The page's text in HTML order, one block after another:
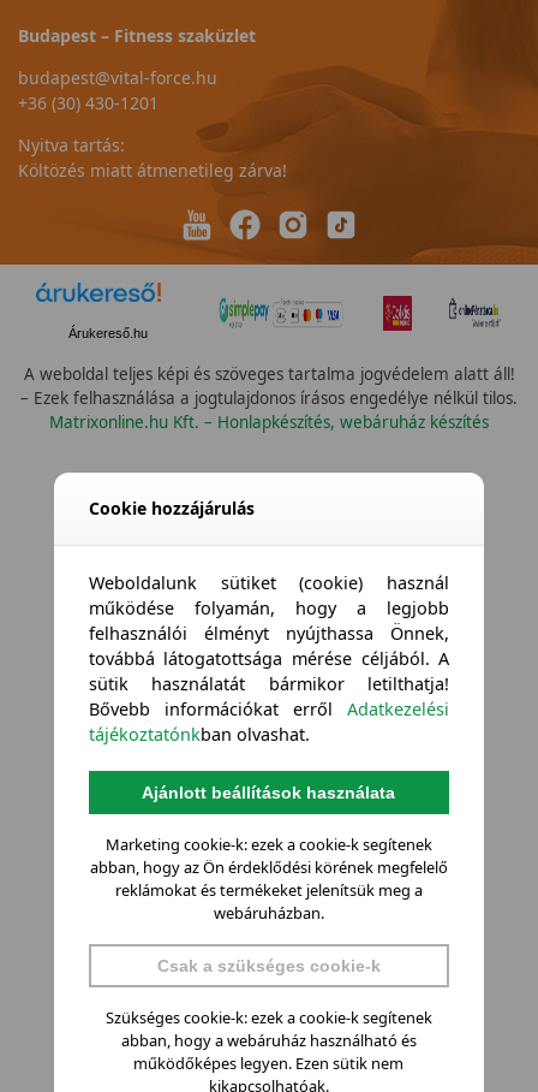
Budapest – Fitness szaküzlet
budapest@vital-force.hu
+36 (30) 430-1201
Nyitva tartás:
Költözés miatt átmenetileg zárva!
Árukereső.hu
A weboldal teljes képi és szöveges tartalma jogvédelem alatt áll!
– Ezek felhasználása a jogtulajdonos írásos engedélye nélkül tilos.
Matrixonline.hu Kft. – Honlapkészítés, webáruház készítés
Cookie hozzájárulás
Weboldalunk sütiket (cookie) használ
működése folyamán, hogy a legjobb
felhasználói élményt nyújthassa Önnek,
továbbá látogatottsága mérése céljából. A
sütik használatát bármikor letilthatja!
Bővebb információkat errőlAdatkezelési
tájékoztatónkban olvashat.
Ajánlott beállítások használata
Marketing cookie-k: ezek a cookie-k segítenek
abban, hogy az Ön érdeklődési körének megfelelő
reklámokat és termékeket jelenítsük meg a
webáruházban.
Csak a szükséges cookie-k
Szükséges cookie-k: ezek a cookie-k segítenek
abban, hogy a webáruház használható és
működőképes legyen. Ezen sütik nem
kikapcsolhatóak.